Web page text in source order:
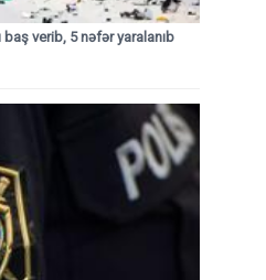
baş verib, 5 nəfər yaralanıb